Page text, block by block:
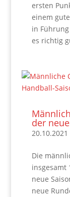
ersten
einem
in
es richtig
der
20.10.2021
Die
insgesamt
neue
neue